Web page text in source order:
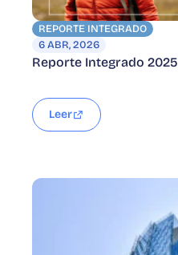
REPORTE INTEGRADO
6 ABR, 2026
Reporte Integrado 2025
Leer